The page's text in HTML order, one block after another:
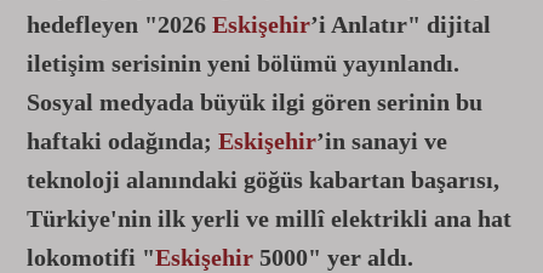
hedefleyen "2026 Eskişehir’i Anlatır" dijital
iletişim serisinin yeni bölümü yayınlandı.
Sosyal medyada büyük ilgi gören serinin bu
haftaki odağında; Eskişehir’in sanayi ve
teknoloji alanındaki göğüs kabartan başarısı,
Türkiye'nin ilk yerli ve millî elektrikli ana hat
lokomotifi "Eskişehir 5000" yer aldı.